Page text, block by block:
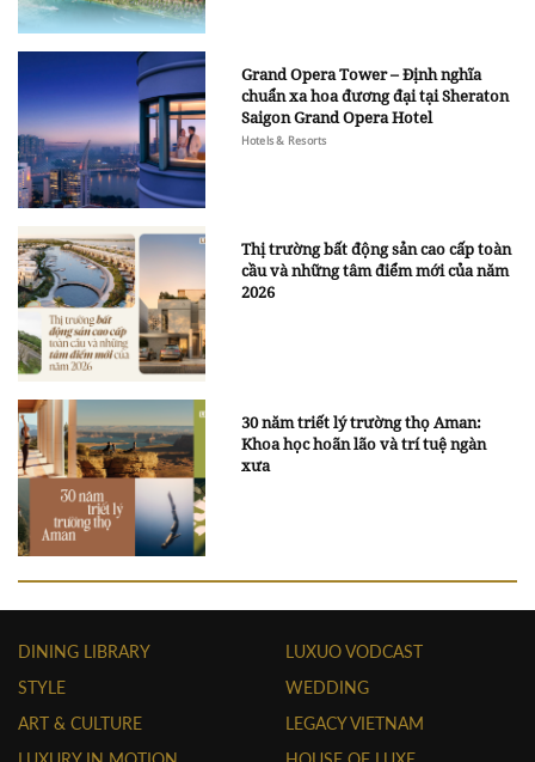
Grand Opera Tower – Định nghĩa
chuẩn xa hoa đương đại tại Sheraton
Saigon Grand Opera Hotel
Hotels & Resorts
Thị trường bất động sản cao cấp toàn
cầu và những tâm điểm mới của năm
2026
30 năm triết lý trường thọ Aman:
Khoa học hoãn lão và trí tuệ ngàn
xưa
DINING LIBRARY
STYLE
ART & CULTURE
LUXUO VODCAST
WEDDING
LEGACY VIETNAM